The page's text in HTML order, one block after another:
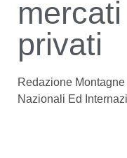
privati
Redazione
Nazionali Ed